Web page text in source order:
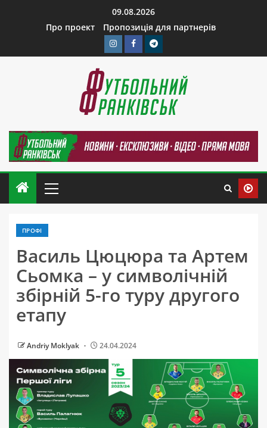
09.08.2026
Про проект
Пропозиція для партнерів
ПРОФІ
Василь Цюцюра та Артем
Сьомка – у символічній
збірній 5-го туру другого
етапу
Andriy Moklyak 24.04.2024